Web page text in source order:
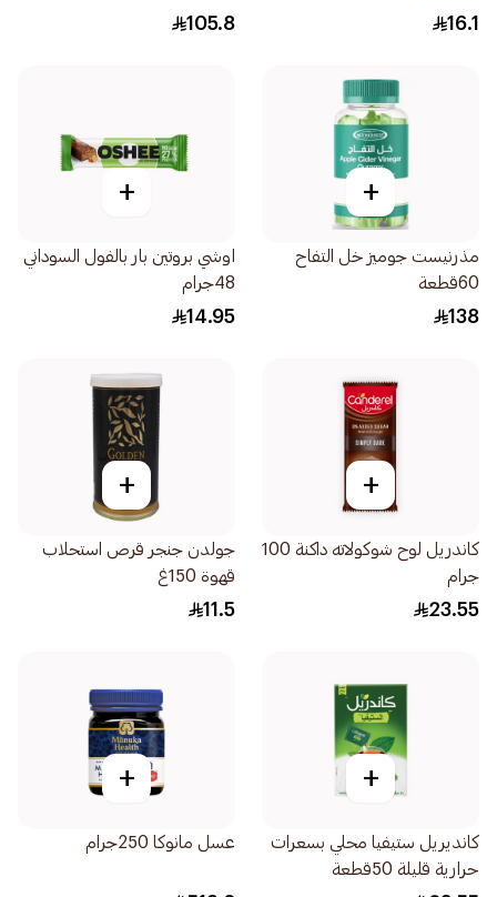
16.1
105.8
+
مذرنيست جوميز خل التفاح
60قطعة
138
+
اوشي بروتين بار بالفول السوداني
48جرام
14.95
+
كاندريل لوح شوكولاته داكنة 100
جرام
23.55
+
جولدن جنجر قرص استحلاب
قهوة 150غ
11.5
+
كانديريل ستيفيا محلي بسعرات
حرارية قليلة 50قطعة
+
عسل مانوكا 250جرام